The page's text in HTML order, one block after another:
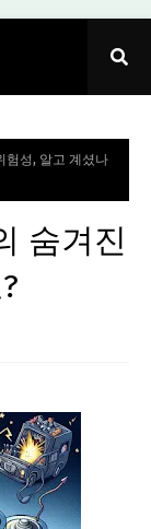
험성, 알고 계셨나
숨겨진